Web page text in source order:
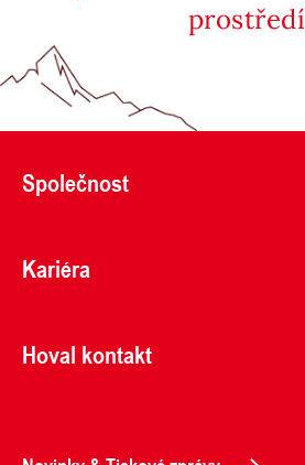
prostředí
Společnost
Kariéra
Hoval kontakt